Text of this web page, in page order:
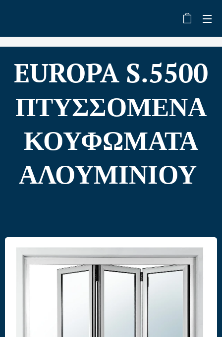
EUROPA S.5500
ΠΤΥΣΣΟΜΕΝΑ
ΚΟΥΦΩΜΑΤΑ
ΑΛΟΥΜΙΝΙΟΥ